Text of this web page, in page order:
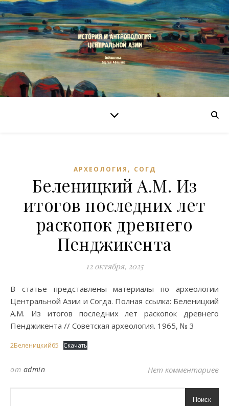
АРХЕОЛОГИЯ , СОГД
Беленицкий А.М. Из
итогов последних лет
раскопок древнего
Пенджикента
12 октября, 2025
В статье представлены материалы по археологии
Центральной Азии и Согда. Полная ссылка: Беленицкий
А.М. Из итогов последних лет раскопок древнего
Пенджикента // Советская археология. 1965, № 3
2Беленицкий65 Скачать
от admin Нет комментариев
Поиск